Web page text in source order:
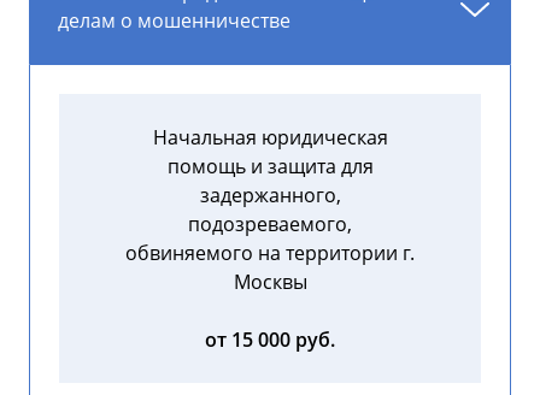
делам о мошенничестве
Начальная юридическая
помощь и защита для
задержанного,
подозреваемого,
обвиняемого на территории г.
Москвы
от 15 000 руб.